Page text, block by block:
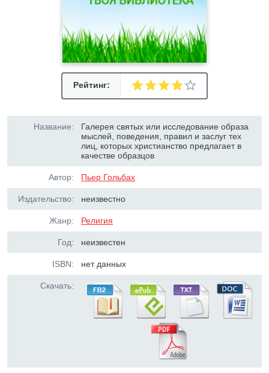
Рейтинг:
Название:
Галерея святых или исследование образа
мыслей, поведения, правил и заслуг тех
лиц, которых христианство предлагает в
качестве образцов
Автор: Пьер Гольбах
Издательство: неизвестно
Жанр: Религия
Год: неизвестен
ISBN: нет данных
Скачать: